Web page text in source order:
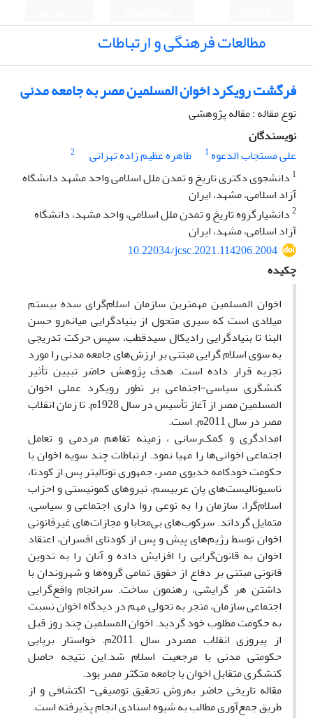
مطالعات فرهنگی و ارتباطات
فرگشت رویکرد اخوان المسلمین مصر به جامعه مدنی
نوع مقاله : مقاله پژوهشی
نویسندگان
علی مستجاب الدعوه1 طاهره عظیم زاده تهرانی
2
1 دانشجوی دکتری تاریخ و تمدن ملل اسلامی واحد مشهد دانشگاه
آزاد اسلامی، مشهد، ایران
2دانشیارگروه تاریخ و تمدن ملل اسلامی، واحد مشهد، دانشگاه
آزاد اسلامی، مشهد، ایران
10.22034/jcsc.2021.114206.2004
چکیده
اخوان المسلمین مهمترین سازمان اسلام‌گرای سده بیستم
میلادی است که سیری متحول از بنیادگرایی میانه‌رو حسن
البنا تا بنیاد‌گرایی رادیکال سیدقطب، سپس حرکت تدریجی
به سوی اسلام گرایی مبتنی بر ارزش‌های جامعه مدنی را مورد
تجربه قرار داده است. هدف پژوهش حاضر تبیین تأثیر
کنشگری سیاسی-اجتماعی بر تطور رویکرد عملی اخوان
المسلمین مصر از آغاز تأسیس در سال 1928م. تا زمان انقلاب
مصر در سال 2011م. است.
امدادگری و کمک‌رسانی ، زمینه تفاهم مردمی و تعامل
اجتماعی اخوانی‌ها را مهیا نمود. ارتباطات چند سویه اخوان با
حکومت خودکامه خدیوی مصر، جمهوری توتالیتر پس از کودتا،
ناسیونالیست‌های پان عربیسم، نیروهای کمونیستی و احزاب
اسلام‌گرا، سازمان را به نوعی روا داری اجتماعی و سیاسی،
متمایل گرداند. سرکوب‌های بی‌محابا و مجازات‌های غیرقانونی
اخوان توسط رژیم‌های پیش و پس از کودتای افسران، اعتقاد
اخوان به قانون‌گرایی را افزایش داده و آنان را به تدوین
قانونی مبتنی بر دفاع از حقوق تمامی گروه‌ها و شهروندان با
داشتن هر گرایشی، رهنمون ساخت. سرانجام واقع‌گرایی
اجتماعی سازمان، منجر به تحولی مهم در دیدگاه اخوان نسبت
به حکومت مطلوب خود گردید. اخوان المسلمین چند روز قبل
از پیروزی انقلاب مصردر سال 2011م. خواستار برپایی
حکومتی مدنی با مرجعیت اسلام شد.این نتیجه حاصل
کنشگری متقابل اخوان با جامعه متکثر مصر بود.
مقاله تاریخی حاضر به‌روش تحقیق توصیفی- اکتشافی و از
طریق جمع‌آوری مطالب به شیوه اسنادی انجام پذیرفته است.